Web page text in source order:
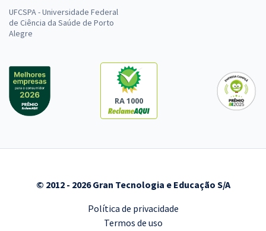
UFCSPA - Universidade Federal
de Ciência da Saúde de Porto
Alegre
RA 1000
© 2012 - 2026 Gran Tecnologia e Educação S/A
Política de privacidade
Termos de uso